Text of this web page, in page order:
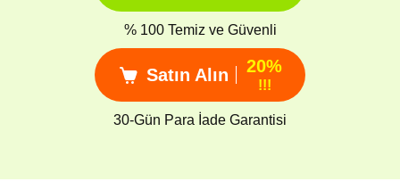
% 100 Temiz ve Güvenli
Satın Alın 20%
!!!
30-Gün Para İade Garantisi